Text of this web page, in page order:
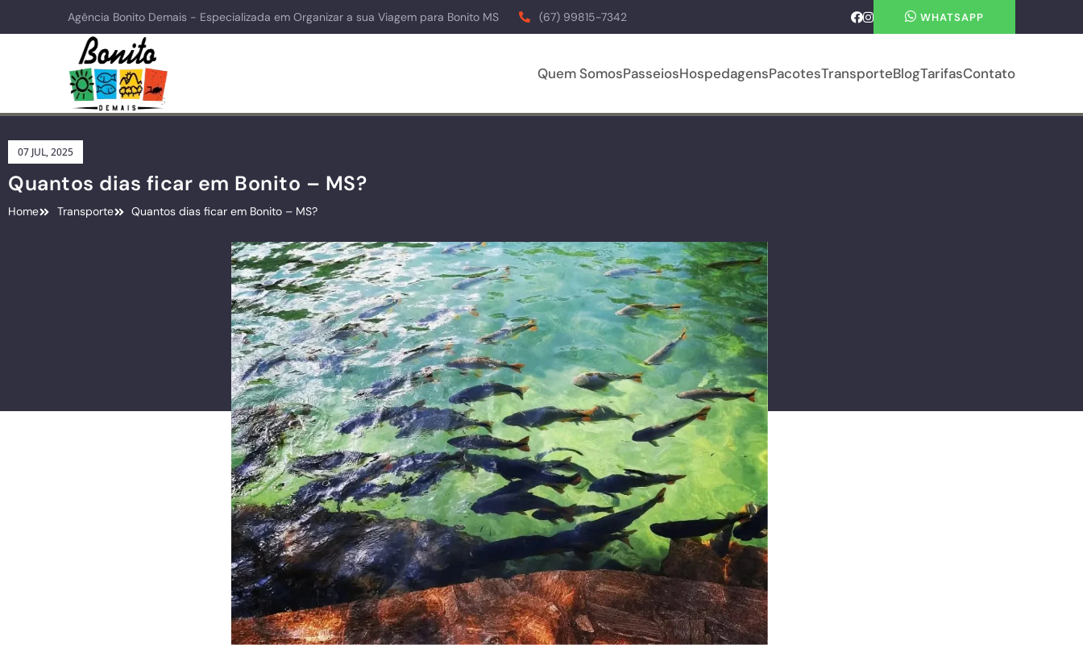
Agência Bonito Demais - Especializada em Organizar a sua Viagem para Bonito MS (67) 99815-7342 WHATSAPP
Quem SomosPasseiosHospedagensPacotesTransporteBlogTarifasContato
07 JUL, 2025
Quantos dias ficar em Bonito – MS?
Home Transporte Quantos dias ficar em Bonito – MS?